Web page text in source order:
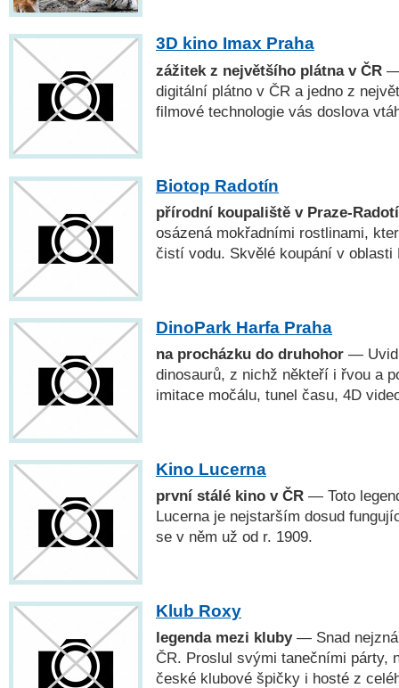
3D kino Imax Praha
zážitek z největšího plátna v ČR —
digitální plátno v ČR a jedno z
filmové technologie vás doslova
Biotop Radotín
přírodní koupaliště v Praze-
osázená mokřadními rostlinami,
čistí vodu. Skvělé koupání v oblasti
DinoPark Harfa Praha
na procházku do druhohor —
dinosaurů, z nichž někteří i řvou a
imitace močálu, tunel času, 4D
Kino Lucerna
první stálé kino v ČR — Toto
Lucerna je nejstarším dosud
se v něm už od r. 1909.
Klub Roxy
legenda mezi kluby— Snad
ČR. Proslul svými tanečními párty,
české klubové špičky i hosté z